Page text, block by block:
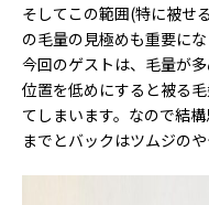
そしてこの範囲(特に被せ
の毛量の見極めも重要にな
今回のゲストは、毛量が
位置を低めにすると被る
てしまいます。なので結
までとバックはツムジの